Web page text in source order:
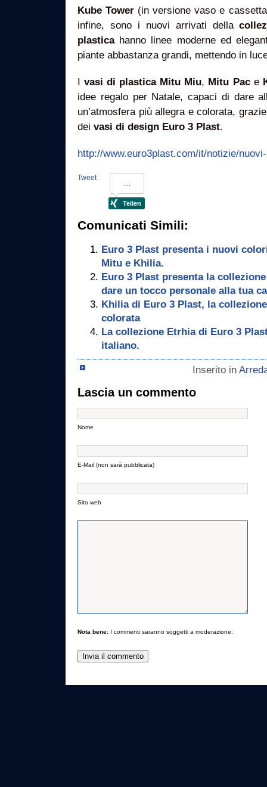
Kube Tower (in versione vaso e
infine, sono i nuovi arrivati della
plasticahanno linee moderne ed
piante abbastanza grandi, mettendo in
Ivasi di plastica Mitu Miu, Mitu Pace
idee regalo per Natale, capaci di dare
un’atmosfera più allegra e colorata,
dei vasi di design Euro 3 Plast.
http://www.euro3plast.com/it/notizie/
Tweet
Comunicati Simili:
Euro 3 Plast presenta i nuovi
Mitu e Khilia.
Euro 3 Plast presenta la
dare un tocco personale alla tua
Khilia di Euro 3 Plast, la
colorata
La collezione Etrhia di Euro 3
italiano.
Inserito in
Lascia un commento
Nome
E-Mail (non sarà pubblicata)
Sito web
Nota bene: I commenti saranno soggetti a moderazione.